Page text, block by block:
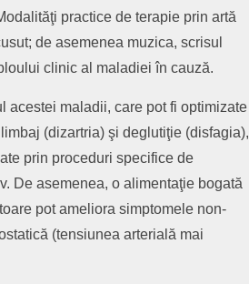
practice de terapie prin artă
de asemenea muzica, scrisul
clinic al maladiei în cauză.
acestei maladii, care pot fi optimizate
(dizartria) şi deglutiţie (disfagia),
prin proceduri specifice de
De asemenea, o alimentaţie bogată
pot ameliora simptomele non-
(tensiunea arterială mai